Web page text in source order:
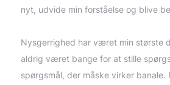
nyt, udvide min forståelse og blive
Nysgerrighed har været min største
aldrig været bange for at stille
spørgsmål, der måske virker banale.